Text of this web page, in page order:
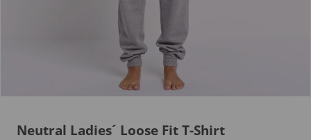
Neutral Ladies´ Loose Fit T-Shirt